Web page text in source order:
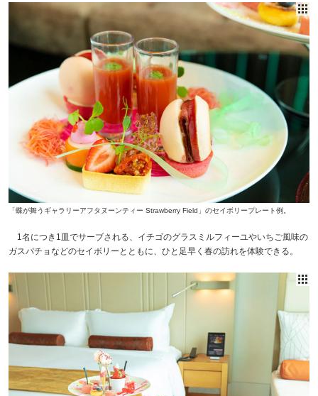
「蝶が舞うギャラリーアフタヌーンティー Strawberry Field」のセイボリープレート例。
1名につき1皿でサーブされる、イチゴのグラスミルフィーユやいちご風味の
ガスパチョなどのセイボリーとともに、ひと足早く春の訪れを体験できる。